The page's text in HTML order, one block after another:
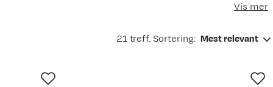
være tilpasset den norske naturen.
lange turene.
Vis mer
21 treff. Sortering: Mest relevant